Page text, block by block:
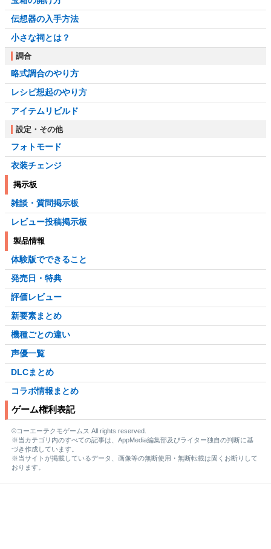
伝想器の入手方法
小さな祠とは？
調合
略式調合のやり方
レシピ想起のやり方
アイテムリビルド
設定・その他
フォトモード
衣装チェンジ
掲示板
雑談・質問掲示板
レビュー投稿掲示板
製品情報
体験版でできること
発売日・特典
評価レビュー
新要素まとめ
機種ごとの違い
声優一覧
DLCまとめ
コラボ情報まとめ
ゲーム権利表記
©コーエーテクモゲームス All rights reserved.
※当カテゴリ内のすべての記事は、AppMedia編集部及びライター独自の判断に基
づき作成しています。
※当サイトが掲載しているデータ、画像等の無断使用・無断転載は固くお断りして
おります。